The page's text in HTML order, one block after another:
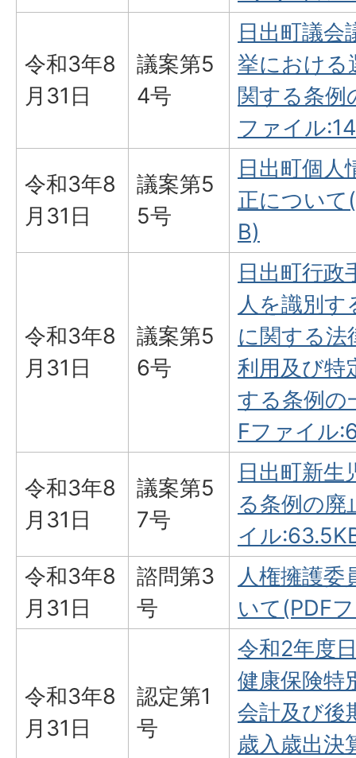
令和3年8
月31日
議案第5
4号
日出町議会
挙における
関する条例
ファイル
令和3年8
月31日
議案第5
5号
日出町個人
正について
B)
令和3年8
月31日
議案第5
6号
日出町行政
人を識別す
に関する法
利用及び特
する条例の
Fファイル
令和3年8
月31日
議案第5
7号
日出町新生
る条例の廃
イル
令和3年8
月31日
諮問第3
号
人権擁護委
いて(PDF
令和3年8
月31日
認定第1
号
令和2年度
健康保険特
会計及び後
歳入歳出決